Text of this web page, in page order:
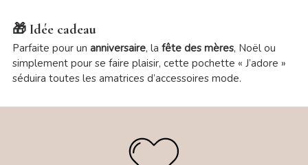
🎁 Idée cadeau
Parfaite pour un anniversaire, la fête des mères, Noël ou
simplement pour se faire plaisir, cette pochette « J’adore »
séduira toutes les amatrices d’accessoires mode.